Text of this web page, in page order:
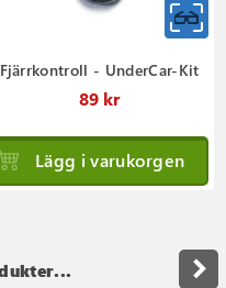
Fjärrkontroll - UnderCar-Kit
89 kr
Lägg i varukorgen
navigate_next